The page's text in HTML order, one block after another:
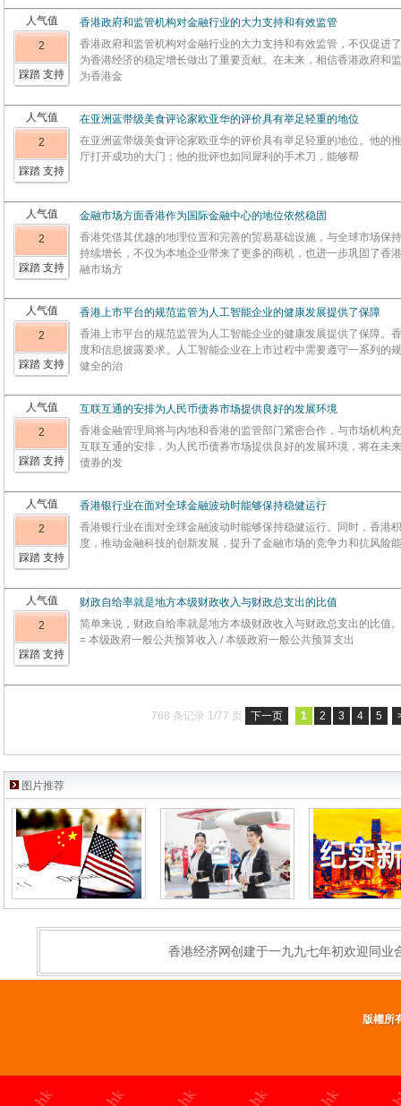
人气值
2
踩踏 支持
香港政府和监管机构对金融行业的大力支持和有效监管
香港政府和监管机构对金融行业的大力支持和有效监管，不仅促进
为香港经济的稳定增长做出了重要贡献。在未来，相信香港政府和
为香港金
人气值
2
踩踏 支持
在亚洲蓝带级美食评论家欧亚华的评价具有举足轻重的地位
在亚洲蓝带级美食评论家欧亚华的评价具有举足轻重的地位。他的
厅打开成功的大门；他的批评也如同犀利的手术刀，能够帮
人气值
2
踩踏 支持
金融市场方面香港作为国际金融中心的地位依然稳固
香港凭借其优越的地理位置和完善的贸易基础设施，与全球市场保
持续增长，不仅为本地企业带来了更多的商机，也进一步巩固了香
融市场方
人气值
2
踩踏 支持
香港上市平台的规范监管为人工智能企业的健康发展提供了保障
香港上市平台的规范监管为人工智能企业的健康发展提供了保障。
度和信息披露要求。人工智能企业在上市过程中需要遵守一系列的
健全的治
人气值
2
踩踏 支持
互联互通的安排为人民币债券市场提供良好的发展环境
香港金融管理局将与内地和香港的监管部门紧密合作，与市场机构
互联互通的安排，为人民币债券市场提供良好的发展环境，将在未
债券的发
人气值
2
踩踏 支持
香港银行业在面对全球金融波动时能够保持稳健运行
香港银行业在面对全球金融波动时能够保持稳健运行。同时，香港
度，推动金融科技的创新发展，提升了金融市场的竞争力和抗风险
人气值
2
踩踏 支持
财政自给率就是‌地方本级财政收入与财政总支出的比值‌
简单来说，财政自给率就是‌地方本级财政收入与财政总支出的比值‌
= 本级政府一般公共预算收入 / 本级政府一般公共预算支出‌
768 条记录 1/77 页 下一页 1 2 3 4 5
图片推荐
香港经济网创建于一九九七年初欢迎同业
版權所